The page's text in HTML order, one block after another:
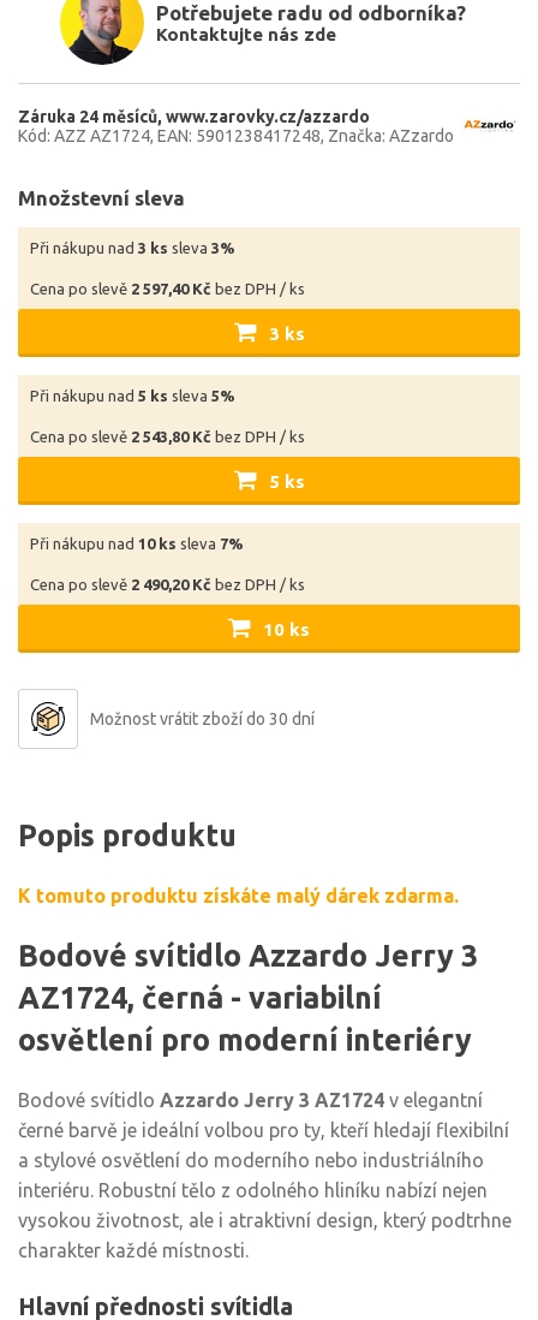
Potřebujete radu od odborníka?
Kontaktujte nás zde
Záruka 24 měsíců www.zarovky.cz/azzardo
Kód: AZZ AZ1724 EAN: 5901238417248 Značka: AZzardo
Množstevní sleva
Při nákupu nad 3 ks sleva 3%
Cena po slevě 2 597,40 Kč bez DPH / ks
3 ks
Při nákupu nad 5 ks sleva 5%
Cena po slevě 2 543,80 Kč bez DPH / ks
5 ks
Při nákupu nad 10 ks sleva 7%
Cena po slevě 2 490,20 Kč bez DPH / ks
10 ks
Možnost vrátit zboží do 30 dní
Popis produktu
K tomuto produktu získáte malý dárek zdarma.
Bodové svítidlo Azzardo Jerry 3
AZ1724, černá - variabilní
osvětlení pro moderní interiéry
Bodové svítidlo Azzardo Jerry 3 AZ1724 v elegantní
černé barvě je ideální volbou pro ty, kteří hledají flexibilní
a stylové osvětlení do moderního nebo industriálního
interiéru. Robustní tělo z odolného hliníku nabízí nejen
vysokou životnost, ale i atraktivní design, který podtrhne
charakter každé místnosti.
Hlavní přednosti svítidla